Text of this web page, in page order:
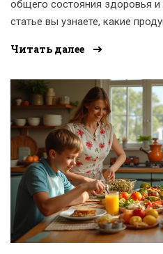
общего состояния здоровья и
статье вы узнаете, какие
поддерживать баланс
энергию. Мы рассмотрим
полезные советы и
питании, которые помогут
решения на пути к здоровому
Читать далее